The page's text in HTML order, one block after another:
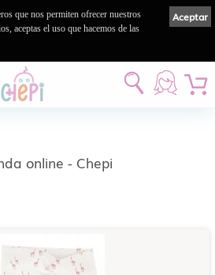
online - Chepi
Aceptar
que nos permiten ofrecer nuestros
aceptas el uso que hacemos de las